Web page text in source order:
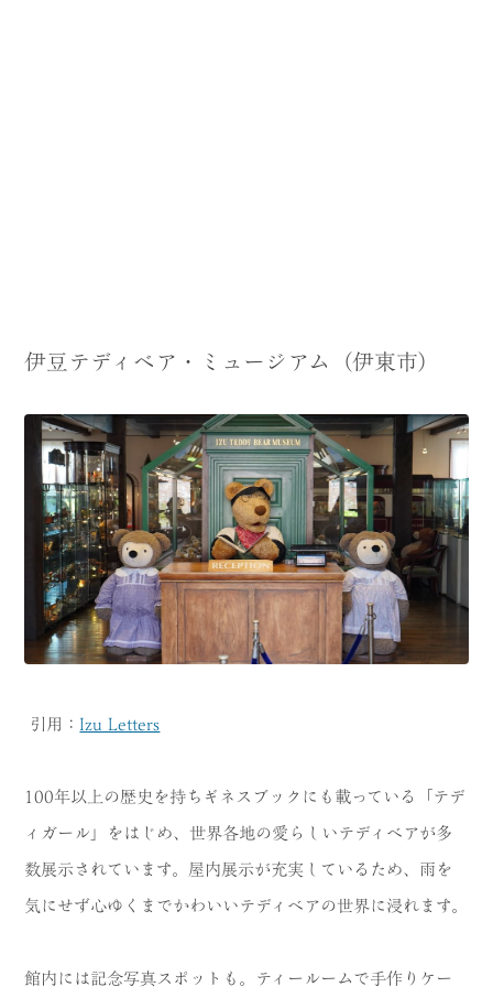
伊豆テディベア・ミュージアム（伊東市）
引用： Izu Letters
100年以上の歴史を持ちギネスブックにも載っている「テデ
ィガール」をはじめ、世界各地の愛らしいテディベアが多
数展示されています。屋内展示が充実しているため、雨を
気にせず心ゆくまでかわいいテディベアの世界に浸れます。
館内には記念写真スポットも。ティールームで手作りケー